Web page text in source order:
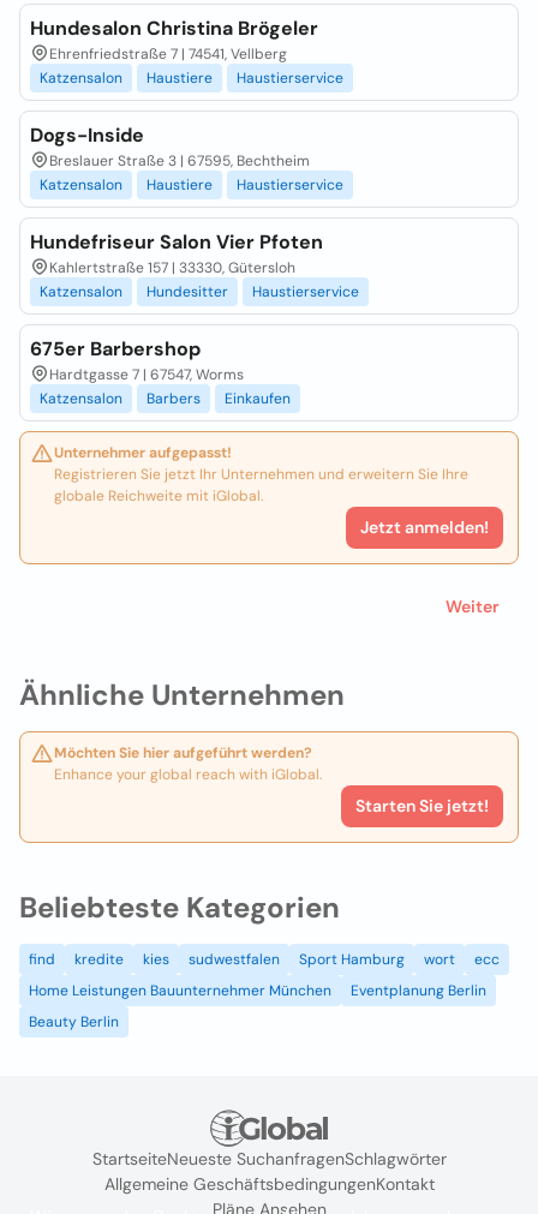
Ähnliche Unternehmen
Möchten Sie hier aufgeführt werden?
Enhance your global reach with iGlobal.
Starten Sie jetzt!
Hundesalon Christina Brögeler
Ehrenfriedstraße 7 | 74541, Vellberg
Katzensalon
Haustiere Haustierservice
Dogs-Inside
Breslauer Straße 3 | 67595, Bechtheim
Katzensalon
Haustiere Haustierservice
Hundefriseur Salon Vier Pfoten
Kahlertstraße 157 | 33330, Gütersloh
Katzensalon
Hundesitter Haustierservice
675er Barbershop
Hardtgasse 7 | 67547, Worms
Katzensalon
Barbers Einkaufen
Unternehmer aufgepasst!
Registrieren Sie jetzt Ihr Unternehmen und erweitern Sie Ihre
globale Reichweite mit iGlobal.
Jetzt anmelden!
Weiter
Beliebteste Kategorien
find kredite kies sudwestfalen Sport Hamburg wort
ecc
Home Leistungen Bauunternehmer München
Eventplanung Berlin
Beauty Berlin
StartseiteNeueste SuchanfragenSchlagwörter
Allgemeine GeschäftsbedingungenKontakt
Pläne Ansehen